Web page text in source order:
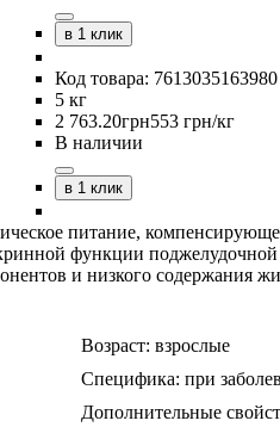
в 1 клик
7613035163980
5 кг
2 763.20грн553 грн/кг
В наличии
в 1 клик
питание,
функции
и низкого содержания
Возраст: взрослые
Специфика: при
Дополнительные